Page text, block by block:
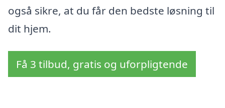
også sikre, at du får den bedste løsning til
dit hjem.
Få 3 tilbud, gratis og uforpligtende